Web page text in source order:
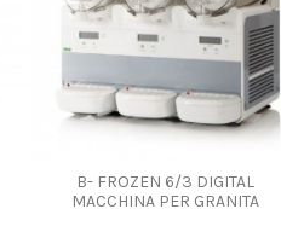
B- FROZEN 6/3 DIGITAL
MACCHINA PER GRANITA